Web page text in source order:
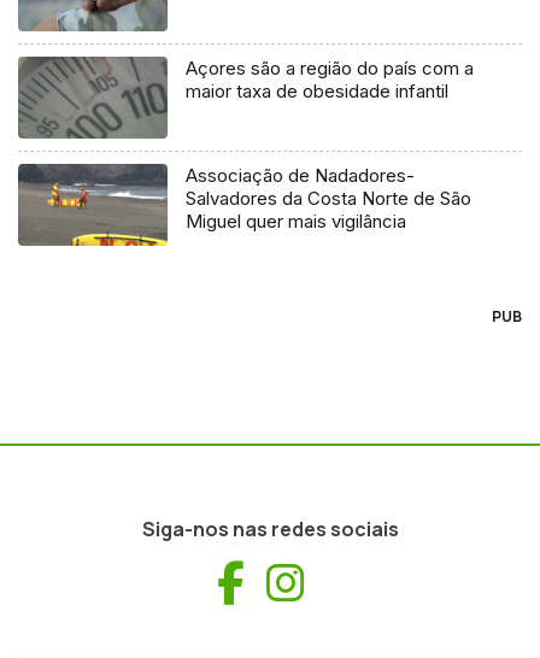
Açores são a região do país com a
maior taxa de obesidade infantil
Associação de Nadadores-
Salvadores da Costa Norte de São
Miguel quer mais vigilância
PUB
Siga-nos nas redes sociais
Facebook